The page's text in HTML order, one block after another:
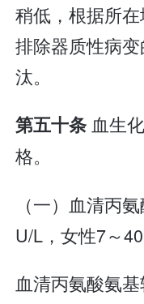
稍低，根据所
排除器质性病
汰。
第五十条血生
格。
（一）血清丙
U/L，女性7～40
血清丙氨酸氨